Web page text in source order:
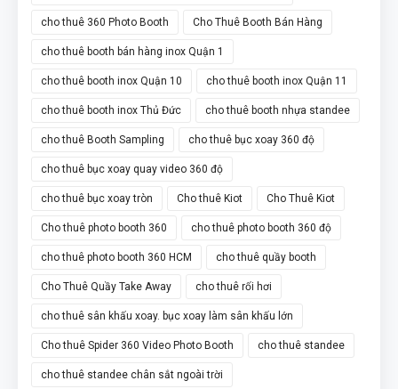
cho thuê 360 Photo Booth Cho Thuê Booth Bán Hàng
cho thuê booth bán hàng inox Quận 1
cho thuê booth inox Quận 10 cho thuê booth inox Quận 11
cho thuê booth inox Thủ Đức cho thuê booth nhựa standee
cho thuê Booth Sampling cho thuê bục xoay 360 độ
cho thuê bục xoay quay video 360 độ
cho thuê bục xoay tròn Cho thuê Kiot Cho Thuê Kiot
Cho thuê photo booth 360 cho thuê photo booth 360 độ
cho thuê photo booth 360 HCM cho thuê quầy booth
Cho Thuê Quầy Take Away cho thuê rối hơi
cho thuê sân khấu xoay. bục xoay làm sân khấu lớn
Cho thuê Spider 360 Video Photo Booth cho thuê standee
cho thuê standee chân sắt ngoài trời